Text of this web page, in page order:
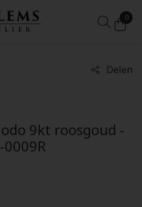
0
Delen
9kt roosgoud -
0009R